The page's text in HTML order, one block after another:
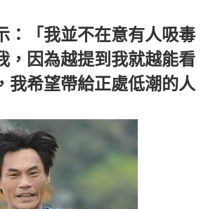
：「我並不在意有人吸毒
，因為越提到我就越能看
我希望帶給正處低潮的人